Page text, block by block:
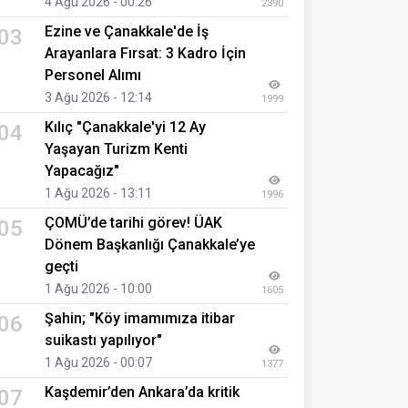
2390
Ezine ve Çanakkale'de İş
Arayanlara Fırsat: 3 Kadro İçin
Personel Alımı
3 Ağu 2026 - 12:14 1999
Kılıç "Çanakkale'yi 12 Ay
Yaşayan Turizm Kenti
Yapacağız"
1 Ağu 2026 - 13:11 1996
ÇOMÜ’de tarihi görev! ÜAK
Dönem Başkanlığı Çanakkale’ye
geçti
1 Ağu 2026 - 10:00 1605
Şahin; "Köy imamımıza itibar
suikastı yapılıyor"
1 Ağu 2026 - 00:07 1377
Kaşdemir’den Ankara’da kritik